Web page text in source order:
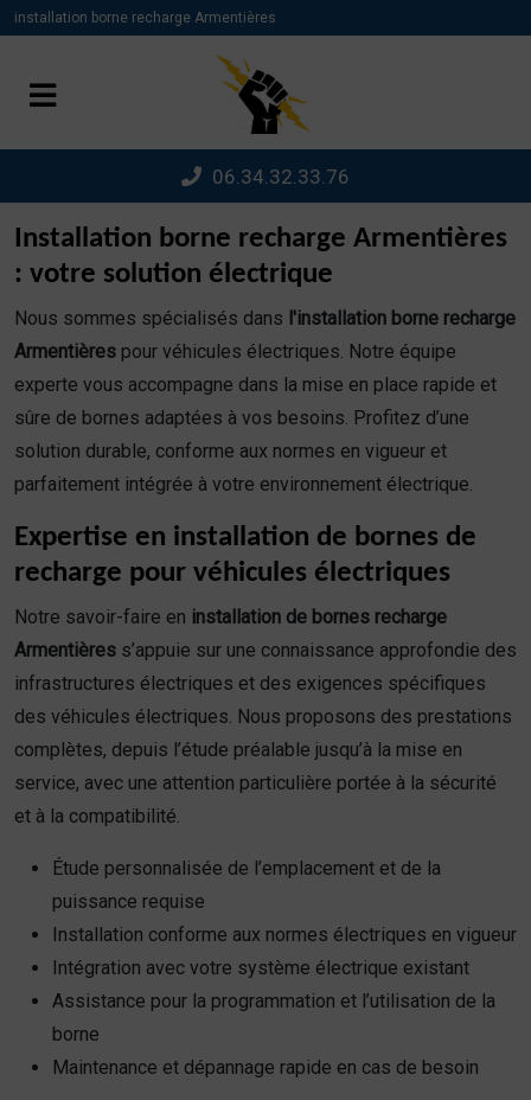
installation borne recharge Armentières
06.34.32.33.76
Installation borne recharge Armentières
: votre solution électrique
Nous sommes spécialisés dans l'installation borne recharge
Armentières pour véhicules électriques. Notre équipe
experte vous accompagne dans la mise en place rapide et
sûre de bornes adaptées à vos besoins. Profitez d’une
solution durable, conforme aux normes en vigueur et
parfaitement intégrée à votre environnement électrique.
Expertise en installation de bornes de
recharge pour véhicules électriques
Notre savoir-faire en installation de bornes recharge
Armentières s’appuie sur une connaissance approfondie des
infrastructures électriques et des exigences spécifiques
des véhicules électriques. Nous proposons des prestations
complètes, depuis l’étude préalable jusqu’à la mise en
service, avec une attention particulière portée à la sécurité
et à la compatibilité.
Étude personnalisée de l’emplacement et de la
puissance requise
Installation conforme aux normes électriques en vigueur
Intégration avec votre système électrique existant
Assistance pour la programmation et l’utilisation de la
borne
Maintenance et dépannage rapide en cas de besoin
Panneau de gestion des cookies